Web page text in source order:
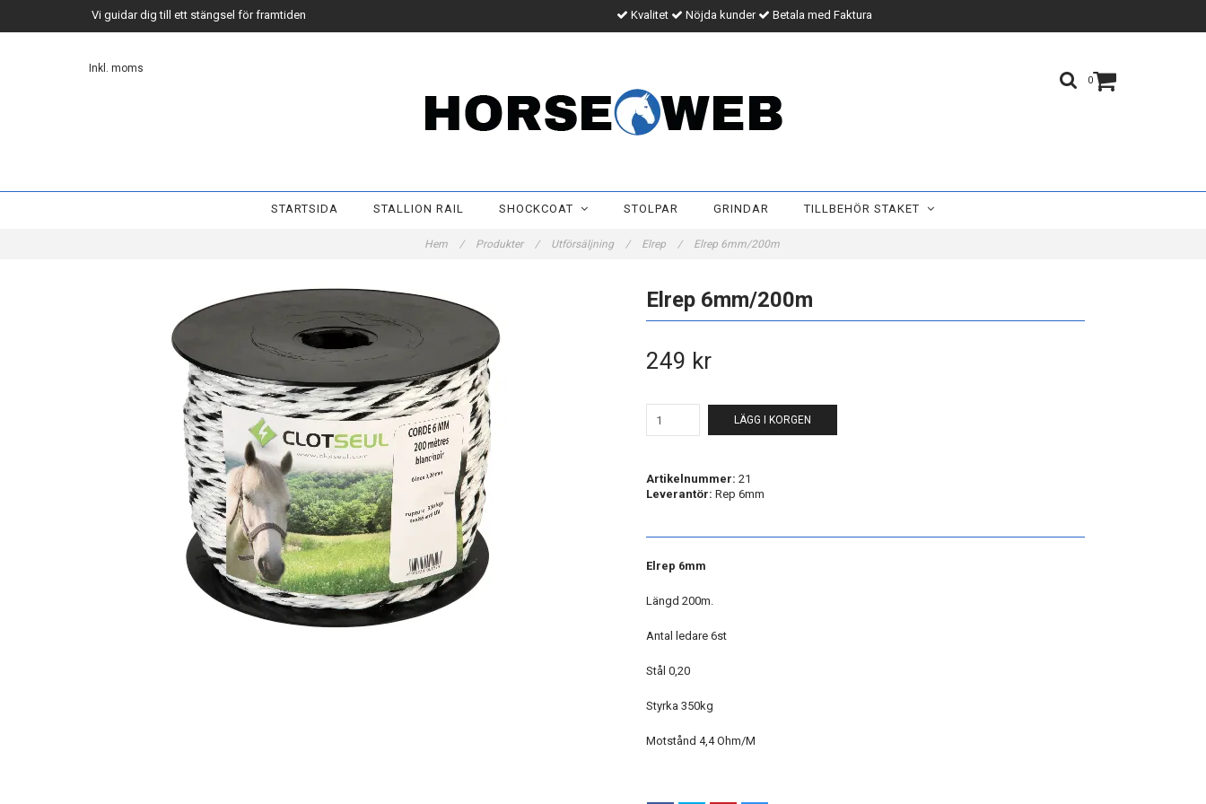
Vi guidar dig till ett stängsel för framtiden Kvalitet Nöjda kunder Betala med Faktura
0
Inkl. moms
STARTSIDA STALLION RAIL SHOCKCOAT STOLPAR GRINDAR TILLBEHÖR STAKET
Hem / Produkter / Utförsäljning / Elrep / Elrep 6mm/200m
Elrep 6mm/200m
249 kr
LÄGG I KORGEN
Artikelnummer: 21
Leverantör: Rep 6mm
Elrep 6mm
Längd 200m.
Antal ledare 6st
Stål 0,20
Styrka 350kg
Motstånd 4,4 Ohm/M